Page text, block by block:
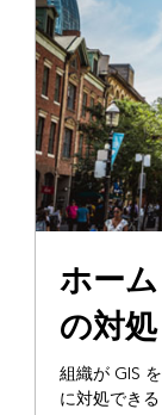
ホー
の対処
組織が GIS
に対処でき